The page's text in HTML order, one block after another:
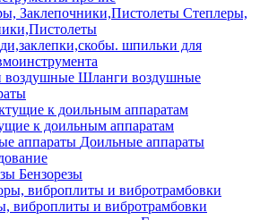
Степлеры,
шпильки для
Шланги воздушные
к доильным аппаратам
Доильные аппараты
Бензорезы
виброплиты и вибротрамбовки